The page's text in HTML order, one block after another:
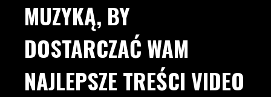
MUZYKĄ, BY
DOSTARCZAĆ WAM
NAJLEPSZE TREŚCI VIDEO